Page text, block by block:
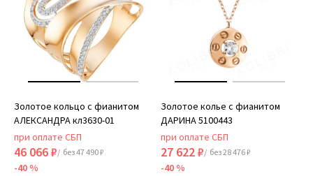
Золотое кольцо с фианитом
АЛЕКСАНДРА кл3630-01
при оплате СБП
46 066 ₽/ без 47 490 ₽
-40 %
Золотое колье с фианитом
ДАРИНА 5100443
при оплате СБП
27 622 ₽/ без 28 476 ₽
-40 %